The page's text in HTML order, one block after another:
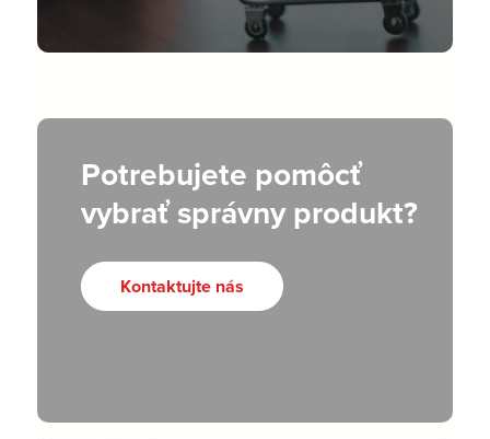
Potrebujete pomôcť
vybrať správny produkt?
Kontaktujte nás